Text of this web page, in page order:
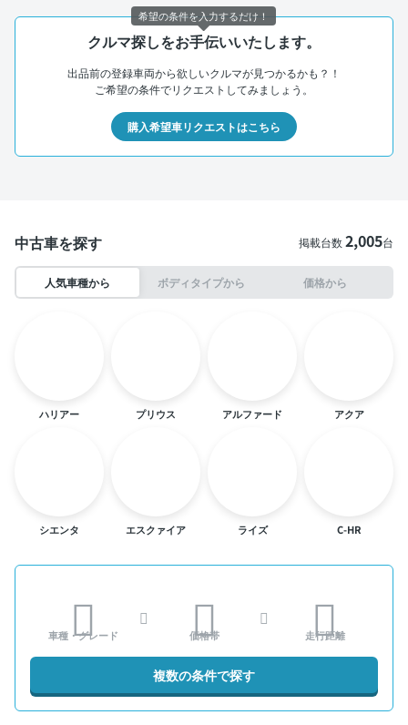
クルマ探しをお手伝いいたします。
出品前の登録車両から欲しいクルマが見つかるかも？！
ご希望の条件でリクエストしてみましょう。
購入希望車リクエストはこちら
中古車を探す 掲載台数2,005台
人気車種から ボディタイプから 価格から
ハリアー プリウス アルファード アクア
シエンタ エスクァイア ライズ C-HR
車種・グレード 価格帯 走行距離
複数の条件で探す
希望の条件を入力するだけ！